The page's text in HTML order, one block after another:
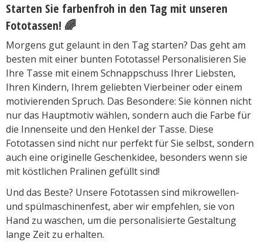
Starten Sie farbenfroh in den Tag mit unseren
Fototassen! 🌈
Morgens gut gelaunt in den Tag starten? Das geht am
besten mit einer bunten Fototasse! Personalisieren Sie
Ihre Tasse mit einem Schnappschuss Ihrer Liebsten,
Ihren Kindern, Ihrem geliebten Vierbeiner oder einem
motivierenden Spruch. Das Besondere: Sie können nicht
nur das Hauptmotiv wählen, sondern auch die Farbe für
die Innenseite und den Henkel der Tasse. Diese
Fototassen sind nicht nur perfekt für Sie selbst, sondern
auch eine originelle Geschenkidee, besonders wenn sie
mit köstlichen Pralinen gefüllt sind!
Und das Beste? Unsere Fototassen sind mikrowellen-
und spülmaschinenfest, aber wir empfehlen, sie von
Hand zu waschen, um die personalisierte Gestaltung
lange Zeit zu erhalten.